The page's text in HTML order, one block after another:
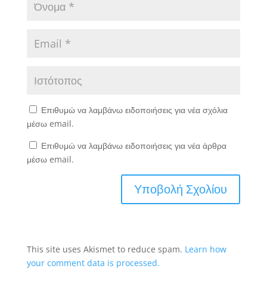
Επιθυμώ να λαμβάνω ειδοποιήσεις για νέα σχόλια
μέσω email.
Επιθυμώ να λαμβάνω ειδοποιήσεις για νέα άρθρα
μέσω email.
This site uses Akismet to reduce spam. Learn how
your comment data is processed.